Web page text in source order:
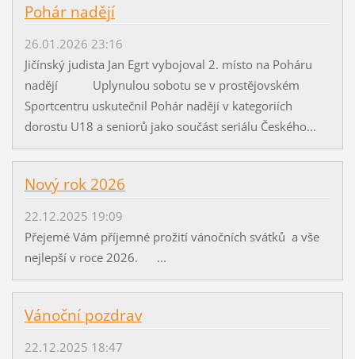
Pohár nadějí
26.01.2026 23:16
Jičínský judista Jan Egrt vybojoval 2. místo na Poháru
nadějí Uplynulou sobotu se v prostějovském
Sportcentru uskutečnil Pohár nadějí v kategoriích
dorostu U18 a seniorů jako součást seriálu Českého...
Nový rok 2026
22.12.2025 19:09
Přejemé Vám příjemné prožití vánočních svátků a vše
nejlepší v roce 2026. ...
Vánoční pozdrav
22.12.2025 18:47